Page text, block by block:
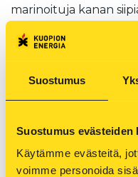
Suostumus
Suostumus evästeiden
Käytämme evästeitä,
voimme personoida
marinoituja kanan
joka oli siipien
Aromatakin hieman.
kanansiipiä
on oletettavaa, että
rasvakuorma pellillä